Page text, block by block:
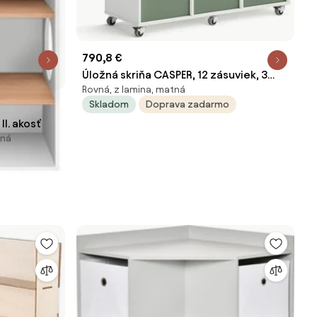
akosť
790,8 €
Úložná skriňa CASPER, 12 zásuviek, 3
priehradky, biela, tmavozelená
Rovná, z lamina, matná
Skladom
Doprava zadarmo